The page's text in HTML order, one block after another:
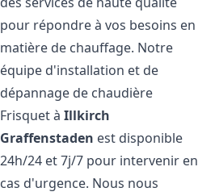
pour répondre à vos besoins en
matière de chauffage. Notre
équipe d'installation et de
dépannage de chaudière
Frisquet àIllkirch
Graffenstaden est disponible
24h/24 et 7j/7 pour intervenir en
cas d'urgence. Nous nous